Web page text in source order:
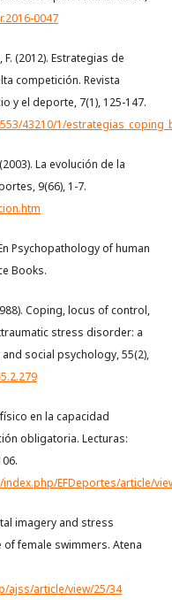
0047
(2012). Estrategias de
competición. Revista
y el deporte, 7(1), 125-147.
43210/1/
La evolución de la
9(66), 1-7.
Psychopathology of human
Books.
Coping, locus of control,
stress disorder: a
social psychology, 55(2),
en la capacidad
obligatoria. Lecturas:
EFDeportes/article/
imagery and stress
female swimmers. Atena
ajss/article/view/25/34